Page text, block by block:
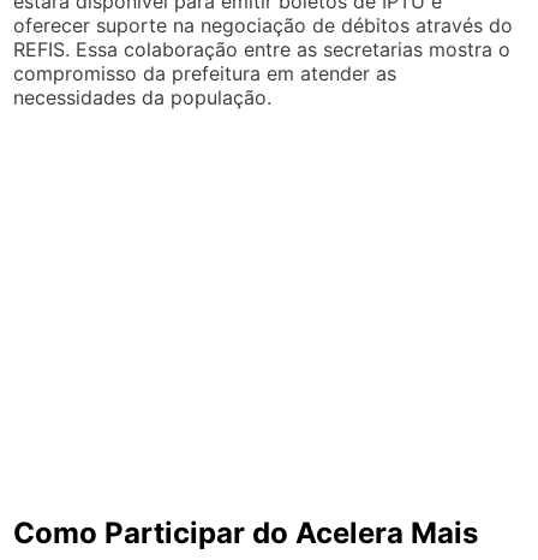
oferecer suporte na negociação de débitos através do
REFIS. Essa colaboração entre as secretarias mostra o
compromisso da prefeitura em atender as
necessidades da população.
Como Participar do Acelera Mais